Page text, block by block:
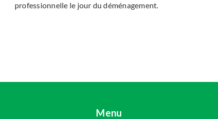
professionnelle le jour du déménagement.
Menu